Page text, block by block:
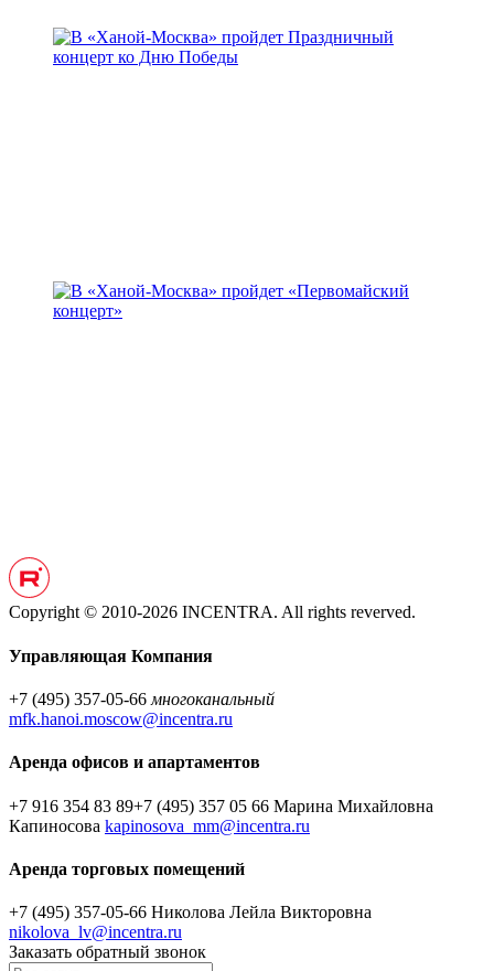
Copyright © 2010-2026 INCENTRA. All rights reverved.
Управляющая Компания
+7 (495) 357-05-66 многоканальный
mfk.hanoi.moscow@incentra.ru
Аренда офисов и апартаментов
+7 916 354 83 89+7 (495) 357 05 66 Марина Михайловна
Капиносова kapinosova_mm@incentra.ru
Аренда торговых помещений
+7 (495) 357-05-66 Николова Лейла Викторовна
nikolova_lv@incentra.ru
Заказать обратный звонок